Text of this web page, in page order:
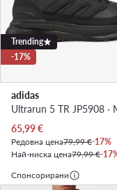
Trending
-17%
adidas
Актуална цена
65,99€
Редовна цена79,99 €-17%
Най-ниска цена79,99 €-
Спонсорирани